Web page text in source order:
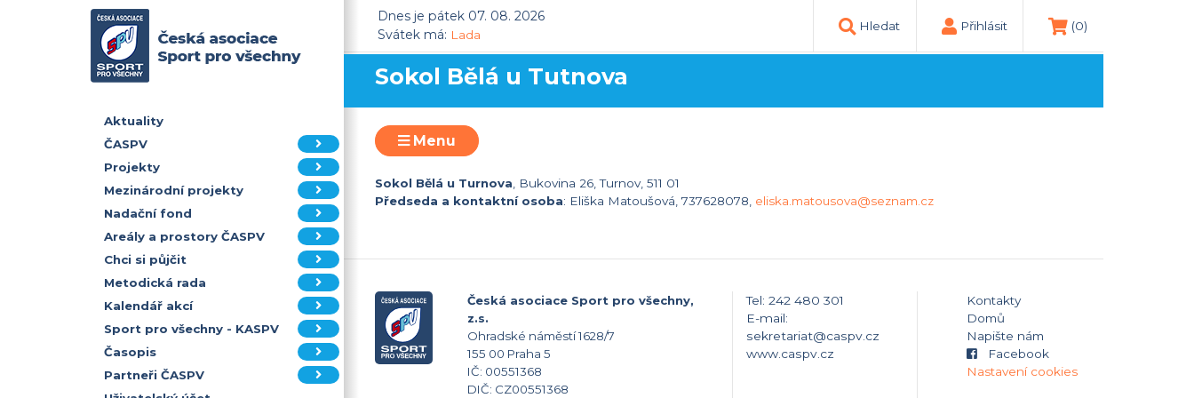
Aktuality
ČASPV
Projekty
Mezinárodní projekty
Nadační fond
Areály a prostory ČASPV
Chci si půjčit
Metodická rada
Kalendář akcí
Sport pro všechny - KASPV
Časopis
Partneři ČASPV
Dnes je pátek 07. 08. 2026
Svátek má: Lada
Hledat Přihlásit (0)
Sokol Bělá u Tutnova
Menu
Sokol Bělá u Turnova , Bukovina 26, Turnov, 511 01
Předseda a kontaktní osoba: Eliška Matoušová, 737628078, eliska.matousova@seznam.cz
Česká asociace Sport pro všechny,
z.s.
Ohradské náměstí 1628/7
155 00 Praha 5
IČ: 00551368
DIČ: CZ00551368
Tel: 242 480 301
E-mail:
sekretariat@caspv.cz
www.caspv.cz
Kontakty
Domů
Napište nám
Facebook
Nastavení cookies